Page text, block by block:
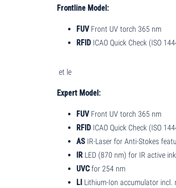
Frontline Model:
FUV Front UV torch 365 nm
RFID ICAO Quick Check (ISO
et le
Expert Model:
FUV Front UV torch 365 nm
RFID ICAO Quick Check (ISO
AS IR-Laser for Anti-Stokes
IR LED (870 nm) for IR active
UVCfor 254 nm
LI Lithium-Ion accumulator incl.